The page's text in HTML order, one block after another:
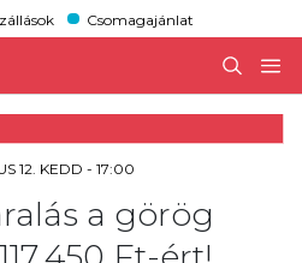
Csomagajánlat
12. KEDD - 17:00
a görög